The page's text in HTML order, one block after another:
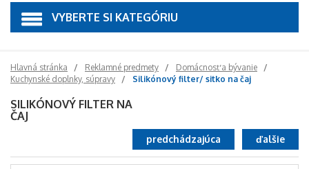
VYBERTE SI KATEGÓRIU
Hlavná stránka Reklamné predmety
Domácnosť a bývanie
Kuchynské doplnky, súpravy
Silikónový filter/ sitko na čaj
SILIKÓNOVÝ FILTER NA
ČAJ
ďalšie
predchádzajúca